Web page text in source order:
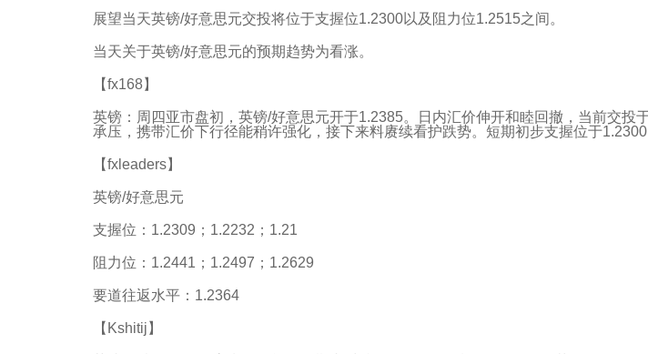
展望当天英镑/好意思元交投将位于支握位1.2300以及阻力位1.2515之间。
当天关于英镑/好意思元的预期趋势为看涨。
【fx168】
英镑：周四亚市盘初，英镑/好意思元开于1.2385。日内汇价伸开和睦回撤，当前交
承压，携带汇价下行径能稍许强化，接下来料赓续看护跌势。短期初步支握位于
【fxleaders】
英镑/好意思元
支握位：1.2309；1.2232；1.21
阻力位：1.2441；1.2497；1.2629
要道往返水平：1.2364
【Kshitij】